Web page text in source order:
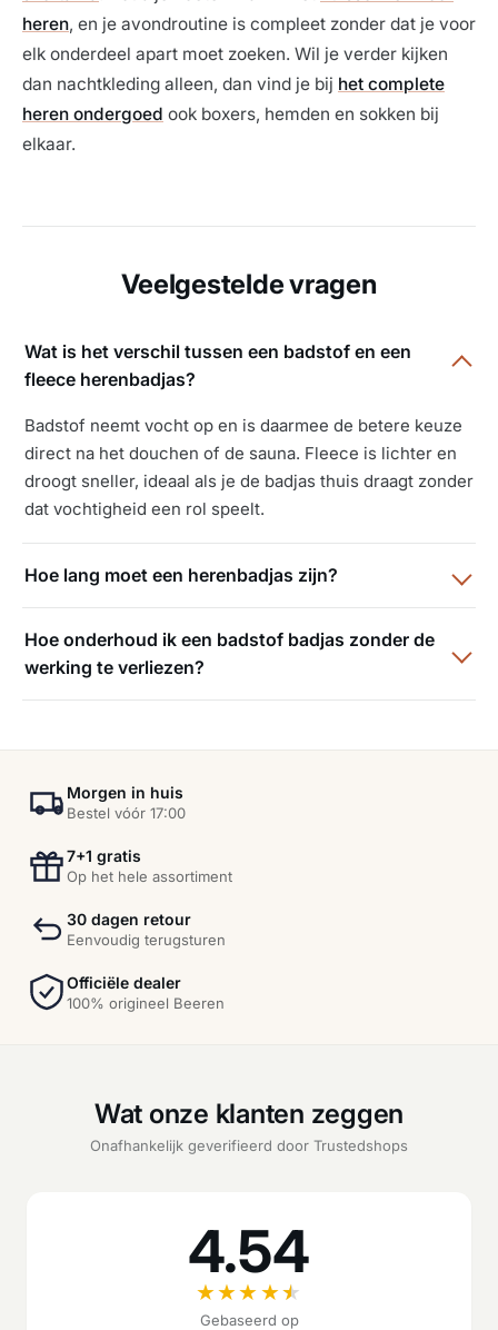
heren, en je avondroutine is compleet zonder dat je voor
elk onderdeel apart moet zoeken. Wil je verder kijken
dan nachtkleding alleen, dan vind je bij het complete
heren ondergoed ook boxers, hemden en sokken bij
elkaar.
Veelgestelde vragen
Wat is het verschil tussen een badstof en een
fleece herenbadjas?
Badstof neemt vocht op en is daarmee de betere keuze
direct na het douchen of de sauna. Fleece is lichter en
droogt sneller, ideaal als je de badjas thuis draagt zonder
dat vochtigheid een rol speelt.
Hoe lang moet een herenbadjas zijn?
Hoe onderhoud ik een badstof badjas zonder de
werking te verliezen?
Morgen in huis
Bestel vóór 17:00
7+1 gratis
Op het hele assortiment
30 dagen retour
Eenvoudig terugsturen
Officiële dealer
100% origineel Beeren
Wat onze klanten zeggen
Onafhankelijk geverifieerd door Trustedshops
4.54
★★★★★
Gebaseerd op